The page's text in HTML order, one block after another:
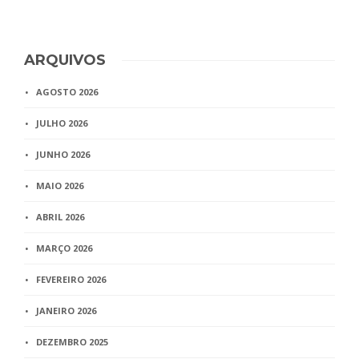
ARQUIVOS
AGOSTO 2026
JULHO 2026
JUNHO 2026
MAIO 2026
ABRIL 2026
MARÇO 2026
FEVEREIRO 2026
JANEIRO 2026
DEZEMBRO 2025